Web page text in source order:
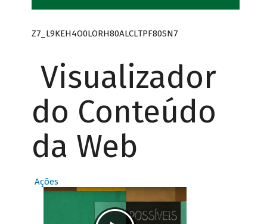
Z7_L9KEH4O0LORH80ALCLTPF80SN7
Visualizador
do Conteúdo
da Web
Ações